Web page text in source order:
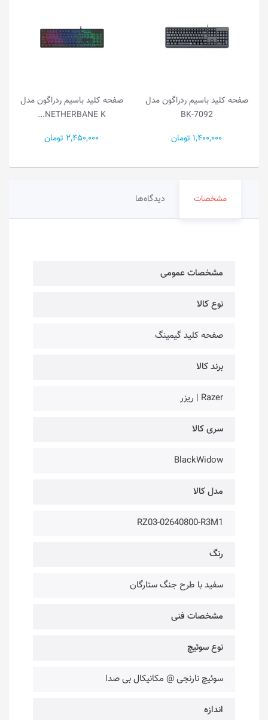
صفحه کلید باسیم ردراگون مدل
BK-7092
1,400,000 تومان
صفحه کلید باسیم ردراگون مدل
NETHERBANE K...
2,450,000 تومان
مشخصات دیدگاه‌ها
مشخصات عمومی
نوع کالا
صفحه کلید گیمینگ
برند کالا
Razer | ریزر
سری کالا
BlackWidow
مدل کالا
RZ03-02640800-R3M1
رنگ
سفید با طرح جنگ ستارگان
مشخصات فنی
نوع سوئیچ
سوئیچ نارنجی @ مکانیکال بی صدا
اندازه